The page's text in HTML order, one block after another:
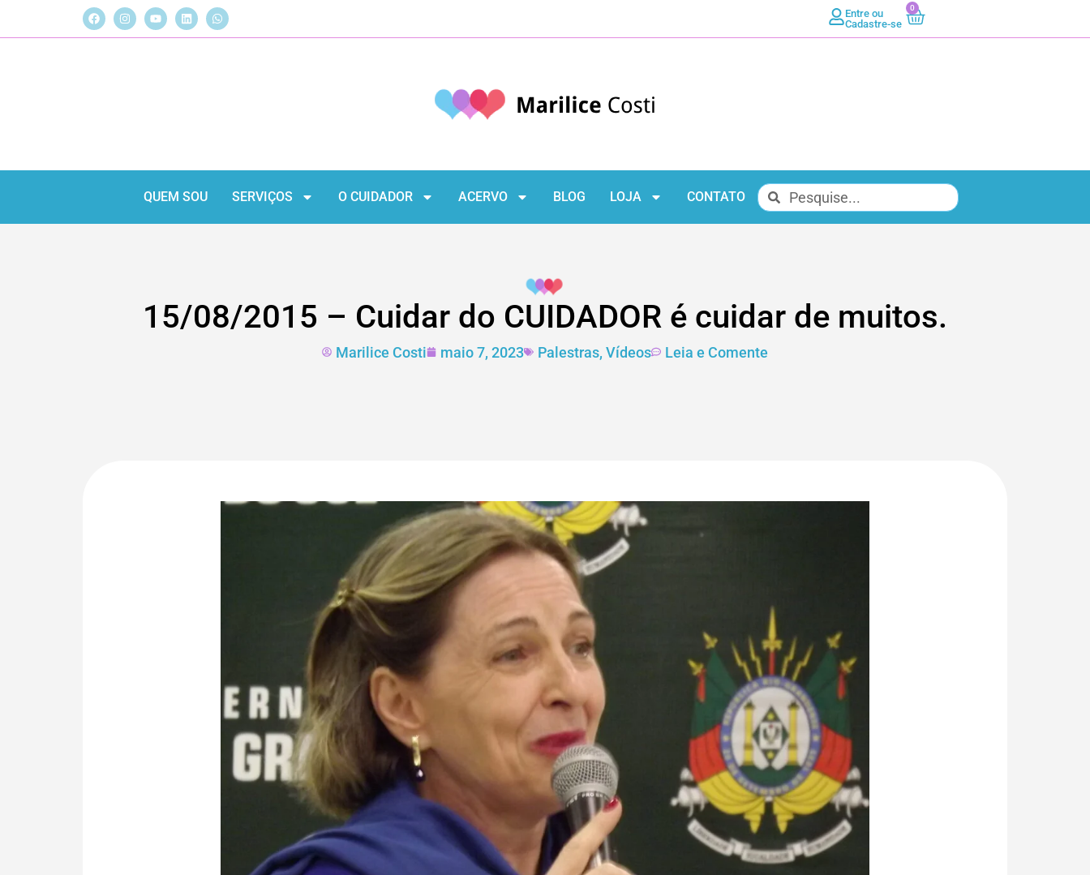
Entre ou
Cadastre-se
0
QUEM SOU SERVIÇOS O CUIDADOR ACERVO BLOG LOJA CONTATO
15/08/2015 – Cuidar do CUIDADOR é cuidar de muitos.
Marilice Costi maio 7, 2023 Palestras, Vídeos Leia e Comente